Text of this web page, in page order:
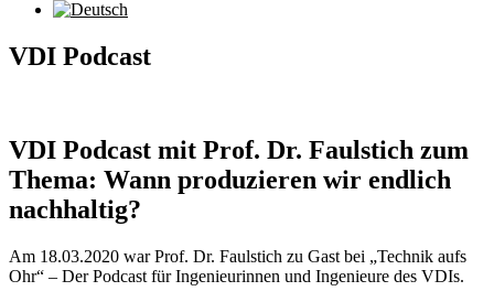
VDI Podcast
VDI Podcast mit Prof. Dr. Faulstich zum
Thema: Wann produzieren wir endlich
nachhaltig?
Am 18.03.2020 war Prof. Dr. Faulstich zu Gast bei „Technik aufs
Ohr“ – Der Podcast für Ingenieurinnen und Ingenieure des VDIs.